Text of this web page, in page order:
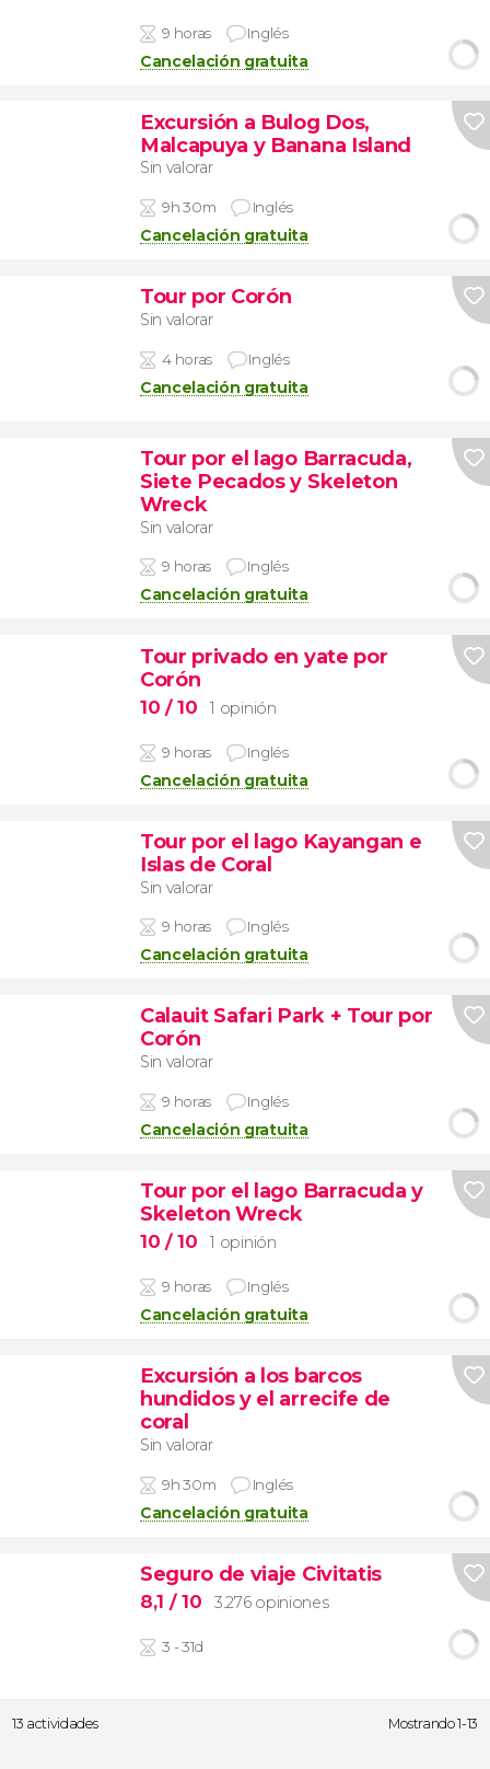
9 horas Inglés
Cancelación gratuita
Excursión a Bulog Dos,
Malcapuya y Banana Island
Sin valorar
9h 30m Inglés
Cancelación gratuita
Tour por Corón
Sin valorar
4 horas Inglés
Cancelación gratuita
Tour por el lago Barracuda,
Siete Pecados y Skeleton
Wreck
Sin valorar
9 horas Inglés
Cancelación gratuita
Tour privado en yate por
Corón
10 / 10 1 opinión
9 horas Inglés
Cancelación gratuita
Tour por el lago Kayangan e
Islas de Coral
Sin valorar
9 horas Inglés
Cancelación gratuita
Calauit Safari Park + Tour por
Corón
Sin valorar
9 horas Inglés
Cancelación gratuita
Tour por el lago Barracuda y
Skeleton Wreck
10 / 10 1 opinión
9 horas Inglés
Cancelación gratuita
Excursión a los barcos
hundidos y el arrecife de
coral
Sin valorar
9h 30m Inglés
Cancelación gratuita
Seguro de viaje Civitatis
8,1 / 10 3.276 opiniones
3 - 31d
13 actividades Mostrando 1-13